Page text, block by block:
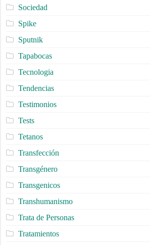
Sociedad
Spike
Sputnik
Tapabocas
Tecnologia
Tendencias
Testimonios
Tests
Tetanos
Transfección
Transgénero
Transgenicos
Transhumanismo
Trata de Personas
Tratamientos